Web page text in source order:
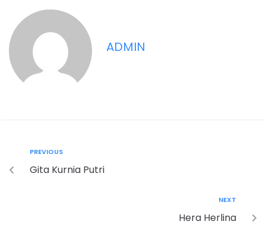
ADMIN
PREVIOUS
Gita Kurnia Putri
NEXT
Hera Herlina